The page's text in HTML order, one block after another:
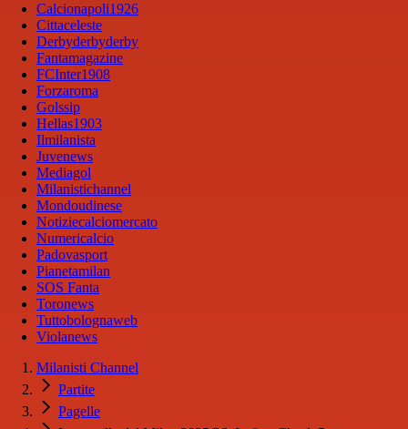
Calcionapoli1926
Cittaceleste
Derbyderbyderby
Fantamagazine
FCInter1908
Forzaroma
Golssip
Hellas1903
Ilmilanista
Juvenews
Mediagol
Milanistichannel
Mondoudinese
Notiziecalciomercato
Numericalcio
Padovasport
Pianetamilan
SOS Fanta
Toronews
Tuttobolognaweb
Violanews
Milanisti Channel
Partite
Pagelle